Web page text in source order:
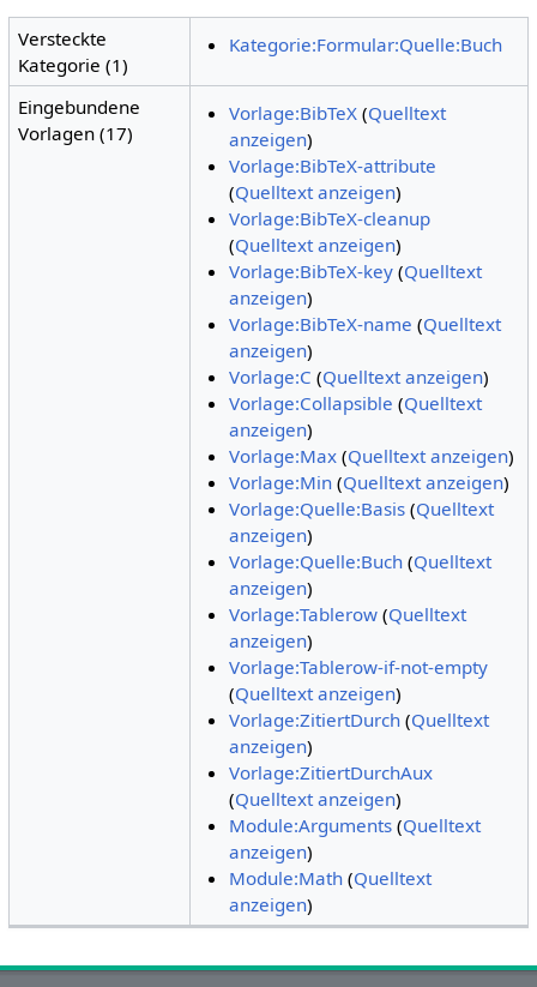
Versteckte
Kategorie (1)
Kategorie:Formular:Quelle:Buch
Eingebundene
Vorlagen (17)
Vorlage:BibTeX(Quelltext
anzeigen)
Vorlage:BibTeX-attribute
(Quelltext anzeigen)
Vorlage:BibTeX-cleanup
(Quelltext anzeigen)
Vorlage:BibTeX-key(Quelltext
anzeigen)
Vorlage:BibTeX-name (Quelltext
anzeigen)
Vorlage:C (Quelltext anzeigen)
Vorlage:Collapsible (Quelltext
anzeigen)
Vorlage:Max(Quelltext anzeigen)
Vorlage:Min(Quelltext anzeigen)
Vorlage:Quelle:Basis(Quelltext
anzeigen)
Vorlage:Quelle:Buch(Quelltext
anzeigen)
Vorlage:Tablerow(Quelltext
anzeigen)
Vorlage:Tablerow-if-not-empty
(Quelltext anzeigen)
Vorlage:ZitiertDurch(Quelltext
anzeigen)
Vorlage:ZitiertDurchAux
(Quelltext anzeigen)
Module:Arguments(Quelltext
anzeigen)
Module:Math(Quelltext
anzeigen)